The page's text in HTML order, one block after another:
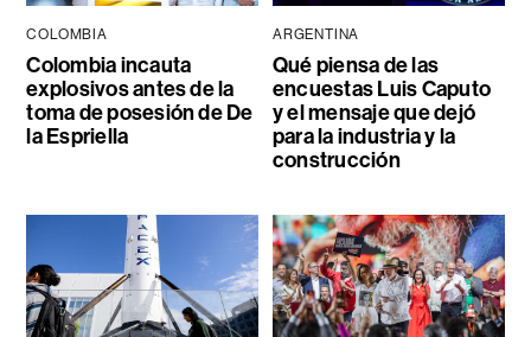
COLOMBIA
Colombia incauta
explosivos antes de la
toma de posesión de De
la Espriella
ARGENTINA
Qué piensa de las
encuestas Luis Caputo
y el mensaje que dejó
para la industria y la
construcción